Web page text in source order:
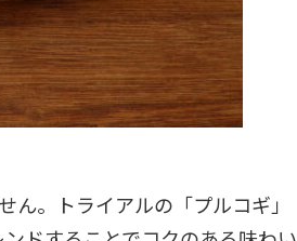
。トライアルの「プルコギ」